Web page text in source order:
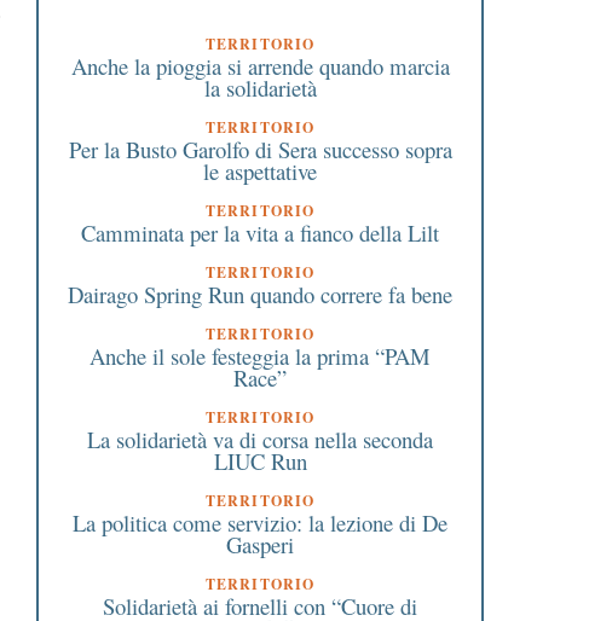
TERRITORIO
Anche la pioggia si arrende quando marcia
la solidarietà
TERRITORIO
Per la Busto Garolfo di Sera successo sopra
le aspettative
TERRITORIO
Camminata per la vita a fianco della Lilt
TERRITORIO
Dairago Spring Run quando correre fa bene
TERRITORIO
Anche il sole festeggia la prima “PAM
Race”
TERRITORIO
La solidarietà va di corsa nella seconda
LIUC Run
TERRITORIO
La politica come servizio: la lezione di De
Gasperi
TERRITORIO
Solidarietà ai fornelli con “Cuore di